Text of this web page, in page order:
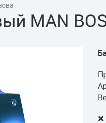
MAN